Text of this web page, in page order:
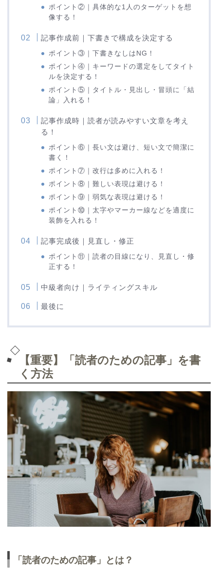
ポイント②｜具体的な1人のターゲットを想
像する！
記事作成前｜下書きで構成を決定する
ポイント③｜下書きなしはNG！
ポイント④｜キーワードの選定をしてタイト
ルを決定する！
ポイント⑤｜タイトル・見出し・冒頭に「結
論」入れる！
記事作成時｜読者が読みやすい文章を考え
る！
ポイント⑥｜長い文は避け、短い文で簡潔に
書く！
ポイント⑦｜改行は多めに入れる！
ポイント⑧｜難しい表現は避ける！
ポイント⑨｜弱気な表現は避ける！
ポイント⑩｜太字やマーカー線などを適度に
装飾を入れる！
記事完成後｜見直し・修正
ポイント⑪｜読者の目線になり、見直し・修
正する！
中級者向け｜ライティングスキル
最後に
【重要】「読者のための記事」を書
く方法
「読者のための記事」とは？